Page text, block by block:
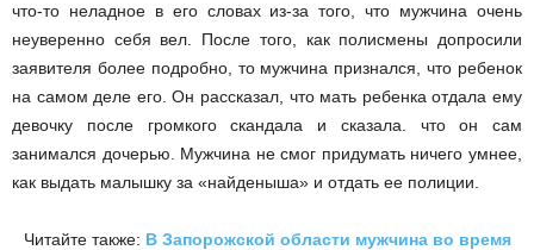
что-то неладное в его словах из-за того, что мужчина очень
неуверенно себя вел. После того, как полисмены допросили
заявителя более подробно, то мужчина признался, что ребенок
на самом деле его. Он рассказал, что мать ребенка отдала ему
девочку после громкого скандала и сказала. что он сам
занимался дочерью. Мужчина не смог придумать ничего умнее,
как выдать малышку за «найденыша» и отдать ее полиции.
Читайте также: В Запорожской области мужчина во время